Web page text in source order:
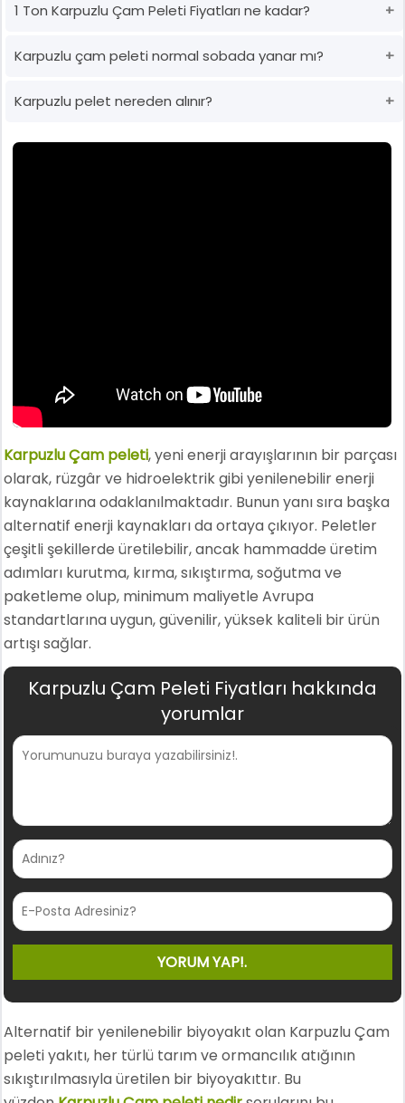
1 Ton Karpuzlu Çam Peleti Fiyatları ne kadar?
Karpuzlu çam peleti normal sobada yanar mı?
Karpuzlu pelet nereden alınır?
Karpuzlu Çam peleti, yeni enerji arayışlarının bir parçası
olarak, rüzgâr ve hidroelektrik gibi yenilenebilir enerji
kaynaklarına odaklanılmaktadır. Bunun yanı sıra başka
alternatif enerji kaynakları da ortaya çıkıyor. Peletler
çeşitli şekillerde üretilebilir, ancak hammadde üretim
adımları kurutma, kırma, sıkıştırma, soğutma ve
paketleme olup, minimum maliyetle Avrupa
standartlarına uygun, güvenilir, yüksek kaliteli bir ürün
artışı sağlar.
Karpuzlu Çam Peleti Fiyatları hakkında
yorumlar
Alternatif bir yenilenebilir biyoyakıt olan Karpuzlu Çam
peleti yakıtı, her türlü tarım ve ormancılık atığının
sıkıştırılmasıyla üretilen bir biyoyakıttır. Bu